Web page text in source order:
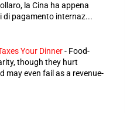
la Cina ha appena
di pagamento internaz...
Your Dinner- Food-
though they hurt
even fail as a revenue-